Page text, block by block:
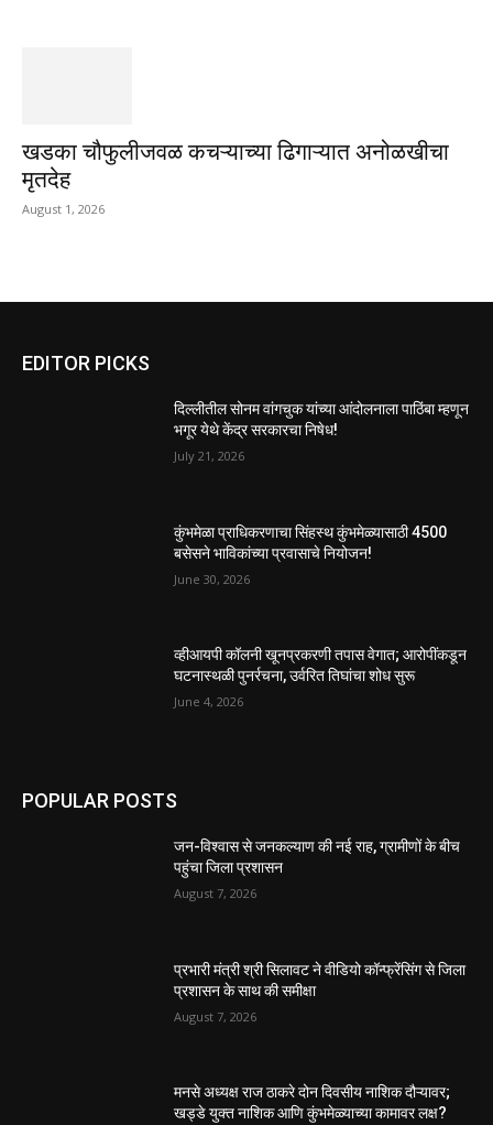
खडका चौफुलीजवळ कचऱ्याच्या ढिगाऱ्यात अनोळखीचा
मृतदेह
August 1, 2026
EDITOR PICKS
दिल्लीतील सोनम वांगचुक यांच्या आंदोलनाला पाठिंबा म्हणून
भगूर येथे केंद्र सरकारचा निषेध!
July 21, 2026
कुंभमेळा प्राधिकरणाचा सिंहस्थ कुंभमेळ्यासाठी 4500
बसेसने भाविकांच्या प्रवासाचे नियोजन!
June 30, 2026
व्हीआयपी कॉलनी खूनप्रकरणी तपास वेगात; आरोपींकडून
घटनास्थळी पुनर्रचना, उर्वरित तिघांचा शोध सुरू
June 4, 2026
POPULAR POSTS
जन-विश्वास से जनकल्याण की नई राह, ग्रामीणों के बीच
पहुंचा जिला प्रशासन
August 7, 2026
प्रभारी मंत्री श्री सिलावट ने वीडियो कॉन्फ्रेंसिंग से जिला
प्रशासन के साथ की समीक्षा
August 7, 2026
मनसे अध्यक्ष राज ठाकरे दोन दिवसीय नाशिक दौऱ्यावर;
खड्डे युक्त नाशिक आणि कुंभमेळ्याच्या कामावर लक्ष?